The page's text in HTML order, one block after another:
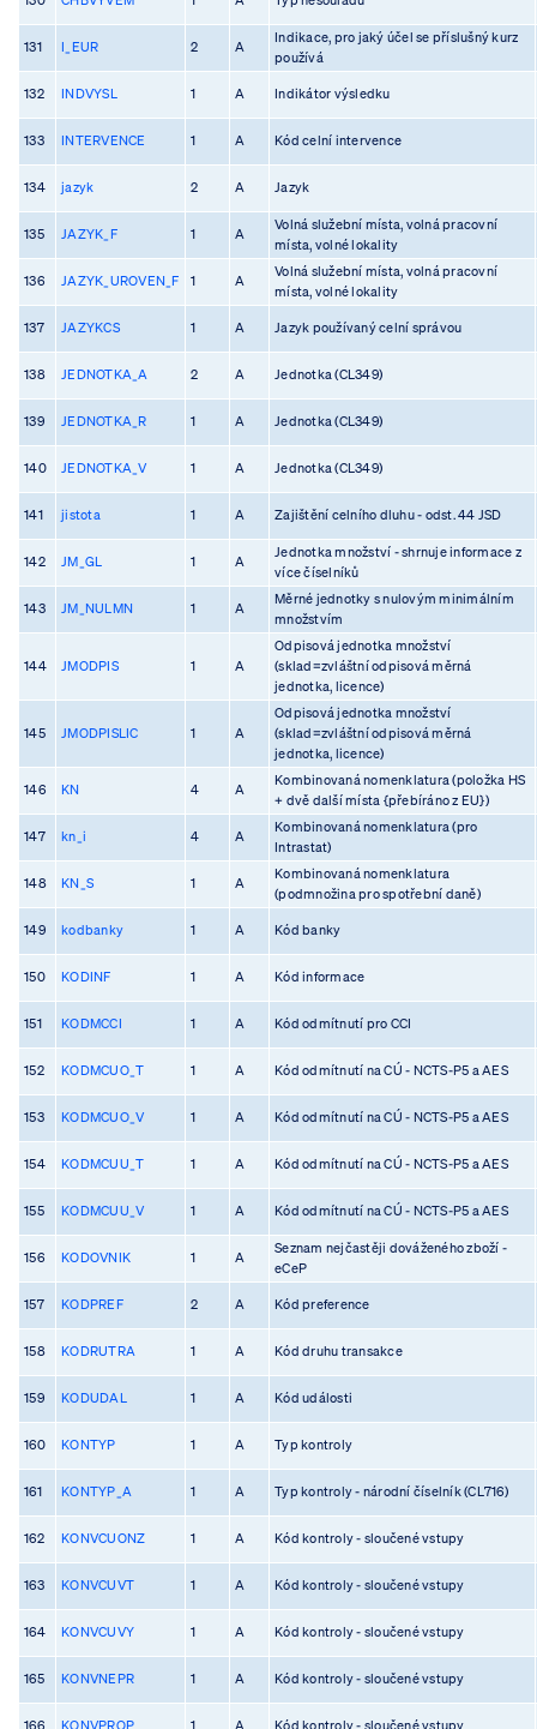
131 I_EUR 2 A
Indikace, pro jaký účel se příslušný kurz
používá
132 INDVYSL 1 A Indikátor výsledku
133 INTERVENCE 1 A Kód celní intervence
134 jazyk 2 A Jazyk
135 JAZYK_F 1 A
Volná služební místa, volná pracovní
místa, volné lokality
136 JAZYK_UROVEN_F 1 A
Volná služební místa, volná pracovní
místa, volné lokality
137 JAZYKCS 1 A Jazyk používaný celní správou
138 JEDNOTKA_A 2 A Jednotka (CL349)
139 JEDNOTKA_R 1 A Jednotka (CL349)
140 JEDNOTKA_V 1 A Jednotka (CL349)
141 jistota 1 A Zajištění celního dluhu - odst. 44 JSD
142 JM_GL 1 A
Jednotka množství - shrnuje informace z
více číselníků
143 JM_NULMN 1 A
Měrné jednotky s nulovým minimálním
množstvím
144 JMODPIS 1 A
Odpisová jednotka množství
(sklad=zvláštní odpisová měrná
jednotka, licence)
145 JMODPISLIC 1 A
Odpisová jednotka množství
(sklad=zvláštní odpisová měrná
jednotka, licence)
146 KN 4 A
Kombinovaná nomenklatura (položka HS
+ dvě další místa {přebíráno z EU})
147 kn_i 4 A
Kombinovaná nomenklatura (pro
Intrastat)
148 KN_S 1 A
Kombinovaná nomenklatura
(podmnožina pro spotřební daně)
149 kodbanky 1 A Kód banky
150 KODINF 1 A Kód informace
151 KODMCCI 1 A Kód odmítnutí pro CCI
152 KODMCUO_T 1 A Kód odmítnutí na CÚ - NCTS-P5 a AES
153 KODMCUO_V 1 A Kód odmítnutí na CÚ - NCTS-P5 a AES
154 KODMCUU_T 1 A Kód odmítnutí na CÚ - NCTS-P5 a AES
155 KODMCUU_V 1 A Kód odmítnutí na CÚ - NCTS-P5 a AES
156 KODOVNIK 1 A
Seznam nejčastěji dováženého zboží -
eCeP
157 KODPREF 2 A Kód preference
158 KODRUTRA 1 A Kód druhu transakce
159 KODUDAL 1 A Kód události
160 KONTYP 1 A Typ kontroly
161 KONTYP_A 1 A Typ kontroly - národní číselník (CL716)
162 KONVCUONZ 1 A Kód kontroly - sloučené vstupy
163 KONVCUVT 1 A Kód kontroly - sloučené vstupy
164 KONVCUVY 1 A Kód kontroly - sloučené vstupy
165 KONVNEPR 1 A Kód kontroly - sloučené vstupy
166 KONVPROP 1 A Kód kontroly - sloučené vstupy